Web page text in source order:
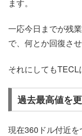
ます。
一応今日までが残
で、何とか回復さ
それにしてもTECL
過去最高値を
現在360ドル付近